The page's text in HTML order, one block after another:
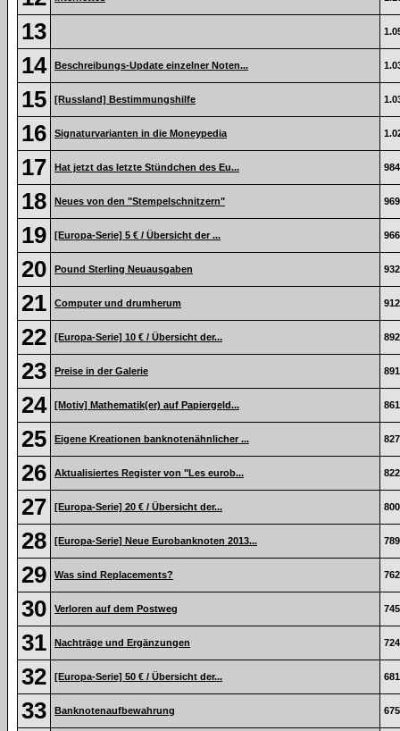
13
14 Beschreibungs-Update einzelner Noten...
15 [Russland] Bestimmungshilfe
16 Signaturvarianten in die Moneypedia
17 Hat jetzt das letzte Stündchen des Eu... 984
18 Neues von den "Stempelschnitzern" 969
19 [Europa-Serie] 5 € / Übersicht der ... 966
20 Pound Sterling Neuausgaben 932
21 Computer und drumherum 912
22 [Europa-Serie] 10 € / Übersicht der... 892
23 Preise in der Galerie 891
24 [Motiv] Mathematik(er) auf Papiergeld... 861
25 Eigene Kreationen banknotenähnlicher ... 827
26 Aktualisiertes Register von "Les eurob... 822
27 [Europa-Serie] 20 € / Übersicht der... 800
28 [Europa-Serie] Neue Eurobanknoten 2013... 789
29 Was sind Replacements? 762
30 Verloren auf dem Postweg 745
31 Nachträge und Ergänzungen 724
32 [Europa-Serie] 50 € / Übersicht der... 681
33 Banknotenaufbewahrung 675